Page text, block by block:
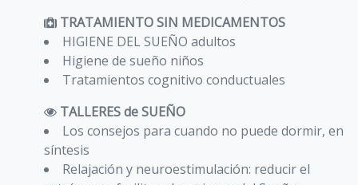
TRATAMIENTO SIN MEDICAMENTOS
HIGIENE DEL SUEÑO adultos
Higiene de sueño niños
Tratamientos cognitivo conductuales
TALLERES de SUEÑO
Los consejos para cuando no puede dormir, en
síntesis
Relajación y neuroestimulación: reducir el